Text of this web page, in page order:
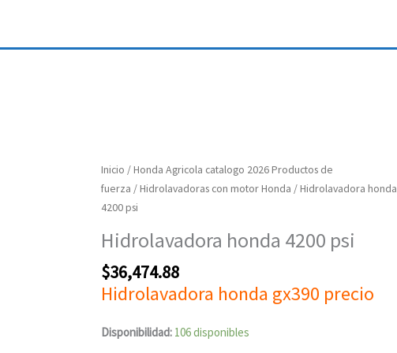
Inicio /Honda Agricola catalogo 2026 Productos de
fuerza /Hidrolavadoras con motor Honda / Hidrolavadora honda
4200 psi
Hidrolavadora honda 4200 psi
$36,474.88
Hidrolavadora honda gx390 precio
Disponibilidad: 106 disponibles
Hidrolavadora
honda
4200
cantidad